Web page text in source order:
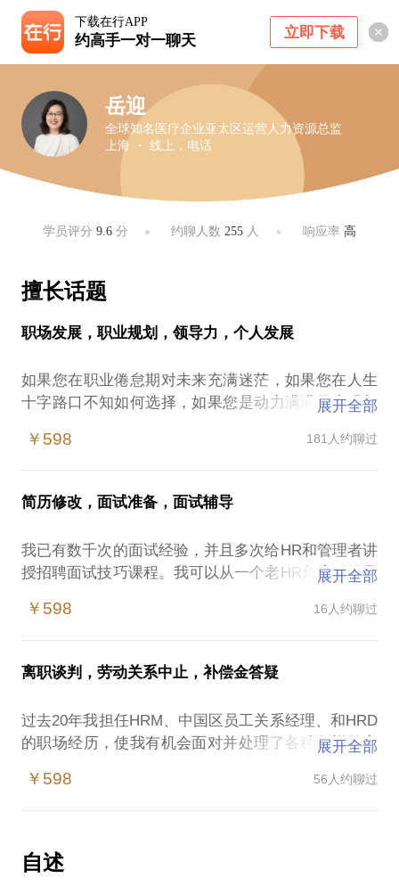
下载在行APP
约高手一对一聊天 立即下载
岳迎
全球知名医疗企业亚太区运营人力资源总监
上海 ・ 线上，电话
学员评分9.6 分 约聊人数 255 人 响应率 高
擅长话题
职场发展，职业规划，领导力，个人发展
如果您在职业倦怠期对未来充满迷茫，如果您在人生
十字路口不知如何选择，如果您是动力满满的小强却
脱......, 我就是那个想倾听你，陪伴你，开导你，支持
想，就能做到，这是我们的座佑铭。
理未来的目标，帮您拨开限制性信念，帮您探索从未
去过的领域，帮您规划新方法，帮您获得动力，帮您
实现自己的行动计划。
人发展的职场人士，新入职场的小白，在校大学生，
更好自己的人员。
如何建立个人品牌形象？如何获得理想工作？如果获
职业转型？如何应对崩溃？在变化环境中如何调整自
己的思维和心态？
展开全部
￥598 181人约聊过
简历修改，面试准备，面试辅导
我已有数千次的面试经验，并且多次给HR和管理者讲
授招聘面试技巧课程。我可以从一个老HR角度一针见
聘岗位匹配起来；同时帮助您准备即将到来的面试，
帮您做一个模拟面试，使您在心理和技巧上都变得更
成熟，从而最大化发挥自身优势和潜能，在面试官面
要让我们的谈话更有效率，我期待您能提前发送您的
简历和所应聘岗位的职位说明书。如果还暂时没有具
不同的，只有明确了您的职位方向，才能更准确地帮
展开全部
￥598 16人约聊过
离职谈判，劳动关系中止，补偿金答疑
过去20年我担任HRM、中国区员工关系经理、和HRD
的职场经历，使我有机会面对并处理了各种各样的离
单位和员工的心理需求。不论您处身什么样的企业，
心和害怕，都可以来咨询我。我会用我丰富的经验、
知识和技巧来帮助您。我不会只从律师角度提供保险
展开全部
￥598 56人约聊过
自述